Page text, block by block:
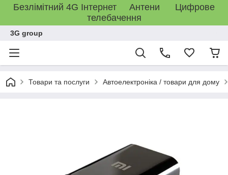
Безлімітний 4G Інтернет Антени Цифрове
телебачення
3G group
Товари та послуги Автоелектроніка / товари для дому